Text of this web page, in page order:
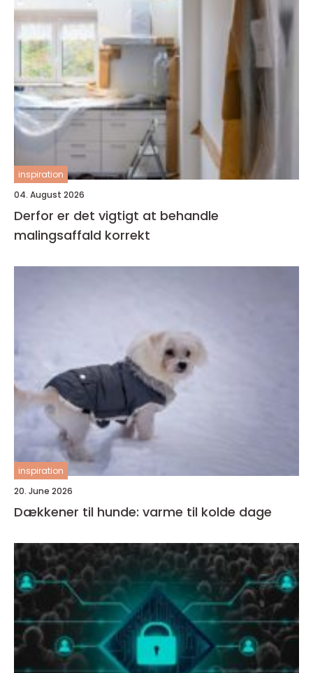
inspiration
04. August 2026
Derfor er det vigtigt at behandle
malingsaffald korrekt
inspiration
20. June 2026
Dækkener til hunde: varme til kolde dage